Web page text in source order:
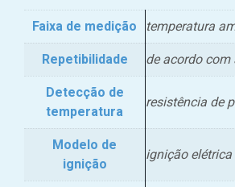
Faixa de medição temperatura
Repetibilidade
de acordo com
Detecção de
temperatura
resistência de
Modelo de
ignição
ignição elétrica